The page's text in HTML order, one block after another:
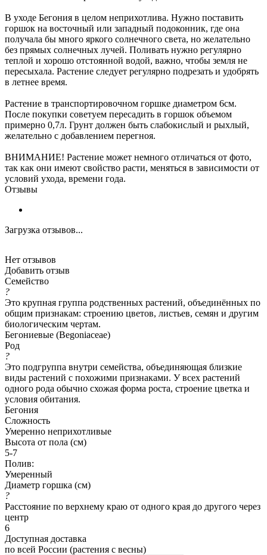
В уходе Бегония в целом неприхотлива. Нужно поставить
горшок на восточный или западный подоконник, где она
получала бы много яркого солнечного света, но желательно
без прямых солнечных лучей. Поливать нужно регулярно
теплой и хорошо отстоянной водой, важно, чтобы земля не
пересыхала. Растение следует регулярно подрезать и удобрять
в летнее время.
Растение в транспортировочном горшке диаметром 6см.
После покупки советуем пересадить в горшок объемом
примерно 0,7л. Грунт должен быть слабокислый и рыхлый,
желательно с добавлением перегноя.
ВНИМАНИЕ! Растение может немного отличаться от фото,
так как они имеют свойство расти, меняться в зависимости от
условий ухода, времени года.
Отзывы
Загрузка отзывов...
Нет отзывов
Добавить отзыв
Семейство
?
Это крупная группа родственных растений, объединённых по
общим признакам: строению цветов, листьев, семян и другим
биологическим чертам.
Бегониевые (Begoniaceae)
Род
?
Это подгруппа внутри семейства, объединяющая близкие
виды растений с похожими признаками. У всех растений
одного рода обычно схожая форма роста, строение цветка и
условия обитания.
Бегония
Сложность
Умеренно неприхотливые
Высота от пола (см)
5-7
Полив:
Умеренный
Диаметр горшка (см)
?
Расстояние по верхнему краю от одного края до другого через
центр
6
Доступная доставка
по всей России (растения с весны)